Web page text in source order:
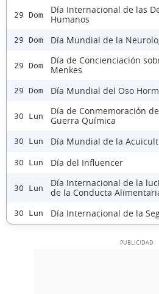
29 Dom
Día Internacional de las
Humanos
29 Dom Día Mundial de la
29 Dom
Día de Concienciación
Menkes
29 Dom Día Mundial del Oso
30 Lun
Día de Conmemoración
Guerra Química
30 Lun Día Mundial de la
30 Lun Día del Influencer
30 Lun
Día Internacional de la
de la Conducta
30 Lun Día Internacional de la